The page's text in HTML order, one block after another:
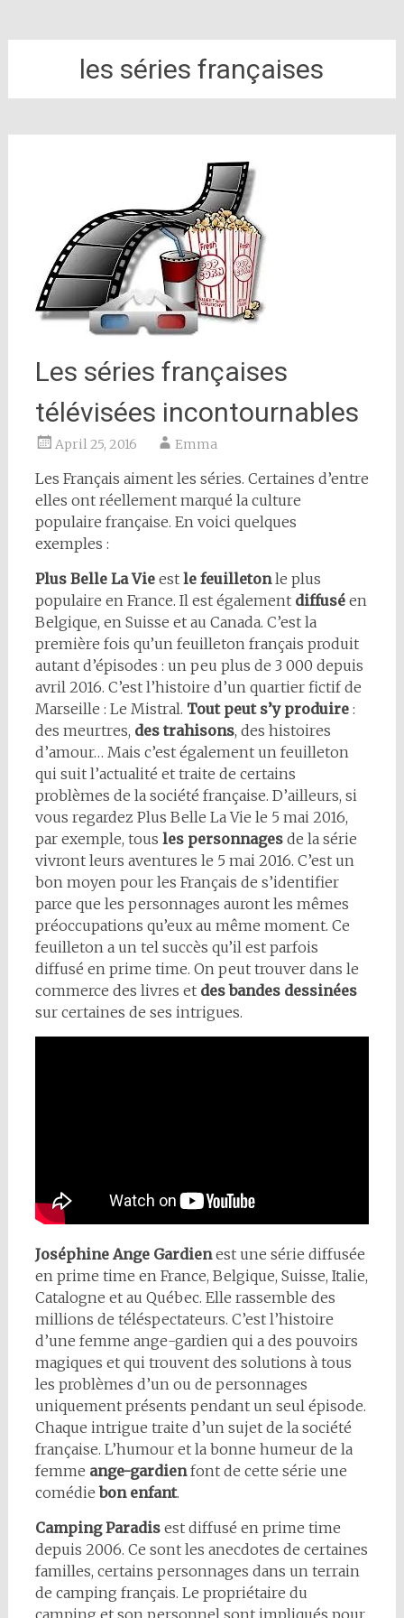
les séries françaises
Les séries françaises
télévisées incontournables
April 25, 2016 Emma
Les Français aiment les séries. Certaines d’entre
elles ont réellement marqué la culture
populaire française. En voici quelques
exemples :
Plus Belle La Vie est le feuilletonle plus
populaire en France. Il est également diffuséen
Belgique, en Suisse et au Canada. C’est la
première fois qu’un feuilleton français produit
autant d’épisodes : un peu plus de 3 000 depuis
avril 2016. C’est l’histoire d’un quartier fictif de
Marseille : Le Mistral. Tout peut s’y produire :
des meurtres, des trahisons, des histoires
d’amour… Mais c’est également un feuilleton
qui suit l’actualité et traite de certains
problèmes de la société française. D’ailleurs, si
vous regardez Plus Belle La Vie le 5 mai 2016,
par exemple, tous les personnagesde la série
vivront leurs aventures le 5 mai 2016. C’est un
bon moyen pour les Français de s’identifier
parce que les personnages auront les mêmes
préoccupations qu’eux au même moment. Ce
feuilleton a un tel succès qu’il est parfois
diffusé en prime time. On peut trouver dans le
commerce des livres et des bandes dessinées
sur certaines de ses intrigues.
Joséphine Ange Gardienest une série diffusée
en prime time en France, Belgique, Suisse, Italie,
Catalogne et au Québec. Elle rassemble des
millions de téléspectateurs. C’est l’histoire
d’une femme ange-gardien qui a des pouvoirs
magiques et qui trouvent des solutions à tous
les problèmes d’un ou de personnages
uniquement présents pendant un seul épisode.
Chaque intrigue traite d’un sujet de la société
française. L’humour et la bonne humeur de la
femme ange-gardienfont de cette série une
comédiebon enfant.
Camping Paradisest diffusé en prime time
depuis 2006. Ce sont les anecdotes de certaines
familles, certains personnages dans un terrain
de camping français. Le propriétaire du
camping et son personnel sont impliqués pour